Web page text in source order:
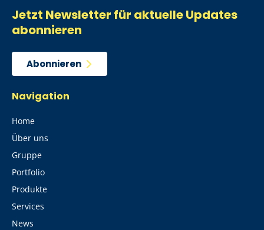
Jetzt Newsletter für aktuelle Updates
abonnieren
Abonnieren
Navigation
Home
Über uns
Gruppe
Portfolio
Produkte
Services
News